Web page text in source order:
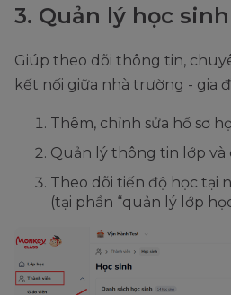
3. Quản lý học
Giúp theo dõi thông tin,
kết nối giữa nhà trường - gia
Thêm, chỉnh sửa hồ sơ
Quản lý thông tin lớp và
Theo dõi tiến độ học tại
(tại phần “quản lý lớp